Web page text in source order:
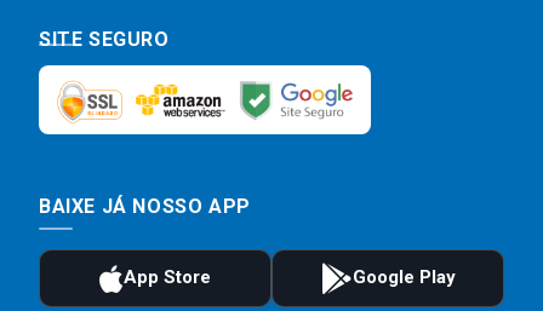
SITE SEGURO
BAIXE JÁ NOSSO APP